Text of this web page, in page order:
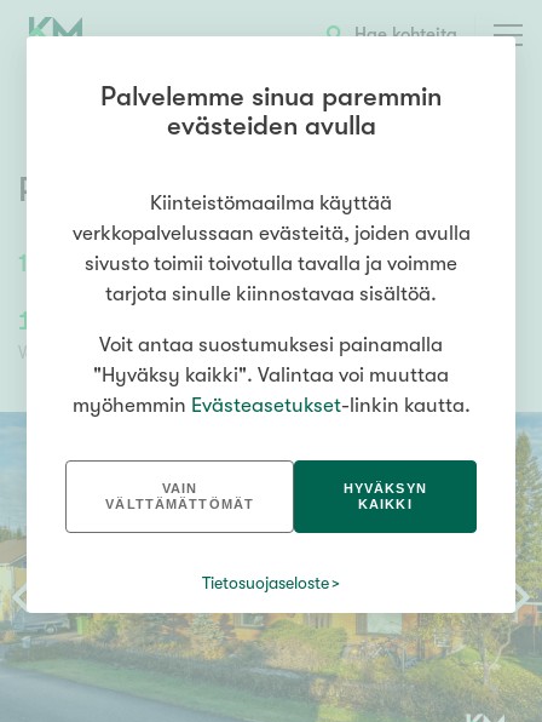
Hae kohteita
119,7 m²/160m² 4h, k, khh, kph, s, tkh, wc
Peltokatu 3,Keskusta,Kannus
109 000,00 €
Velaton hinta Myyntihinta
Palvelemme sinua paremmin
evästeiden avulla
Kiinteistömaailma käyttää
verkkopalvelussaan evästeitä, joiden avulla
sivusto toimii toivotulla tavalla ja voimme
tarjota sinulle kiinnostavaa sisältöä.
Voit antaa suostumuksesi painamalla
"Hyväksy kaikki". Valintaa voi muuttaa
myöhemmin Evästeasetukset-linkin kautta.
VAIN
VÄLTTÄMÄTTÖMÄT
HYVÄKSYN
KAIKKI
Tietosuojaseloste